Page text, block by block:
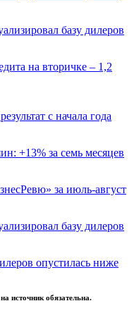
базу дилеров
на вторичке – 1,2
с начала года
+13% за семь месяцев
за июль-август
базу дилеров
опустилась ниже
источник обязательна.